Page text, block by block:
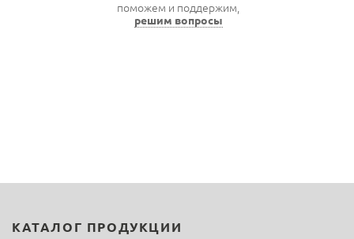
поможем и поддержим,
решим вопросы
КАТАЛОГ ПРОДУКЦИИ